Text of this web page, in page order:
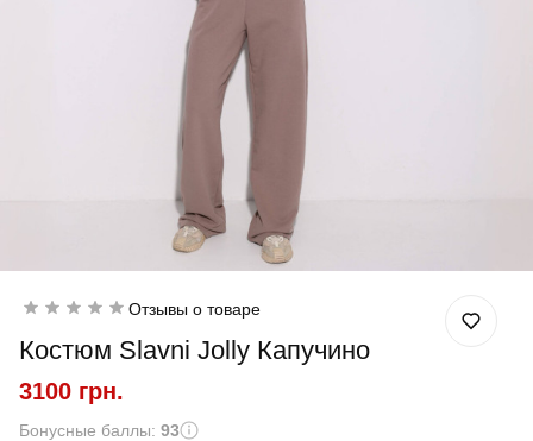
Отзывы о товаре
Костюм Slavni Jolly Капучино
3100 грн.
Бонусные баллы: 93